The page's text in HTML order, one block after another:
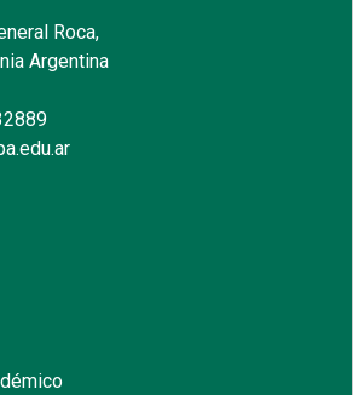
Roca,
Argentina